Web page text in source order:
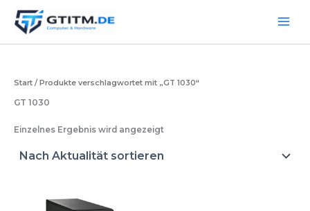
Inhalt
springen
Start / Produkte verschlagwortet mit „GT 1030“
GT 1030
Einzelnes Ergebnis wird angezeigt